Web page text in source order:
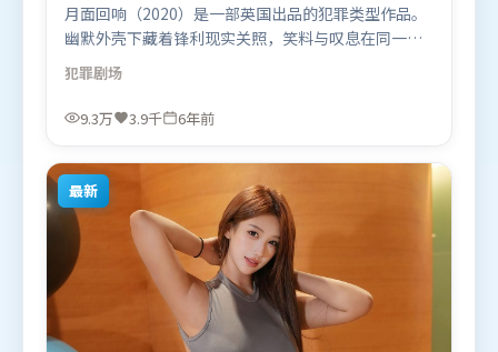
月面回响（2020）是一部英国出品的犯罪类型作品。
幽默外壳下藏着锋利现实关照，笑料与叹息在同一场
景里并存。叙事线索多线并进，最终在关键节点收
束。由娄烨执导，全智贤、易烊千玺、木村拓哉，张
家辉等联袂出演。影片于2020年1月9日（英国）在部
犯罪剧场
9.3万 3.9千 6年前
最新